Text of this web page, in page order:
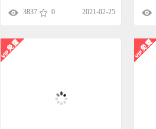
3837 0 2021-02-25